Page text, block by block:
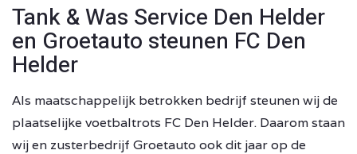
Tank & Was Service Den Helder
en Groetauto steunen FC Den
Helder
Als maatschappelijk betrokken bedrijf steunen wij de
plaatselijke voetbaltrots FC Den Helder. Daarom staan
wij en zusterbedrijf Groetauto ook dit jaar op de